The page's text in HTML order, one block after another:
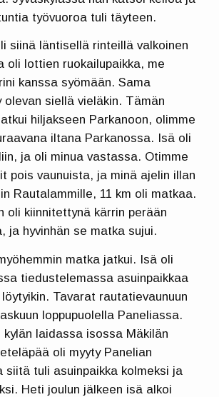
työvuoroa tuli täyteen.
siinä läntisellä rinteillä valkoinen
oli lottien ruokailupaikka, me
kanssa syömään. Sama
olevan siellä vieläkin. Tämän
hiljakseen Parkanoon, olimme
iltana Parkanossa. Isä oli
ja oli minua vastassa. Otimme
pois vaunuista, ja minä ajelin illan
Rautalammille, 11 km oli matkaa.
oli kiinnitettynä kärrin perään
ja hyvinhän se matka sujui.
matka jatkui. Isä oli
tiedustelemassa asuinpaikkaa
Tavarat rautatievaunuun
loppupuolella Paneliassa.
kylän laidassa isossa Mäkilän
oli myyty Panelian
siitä tuli asuinpaikka kolmeksi ja
Heti joulun jälkeen isä alkoi